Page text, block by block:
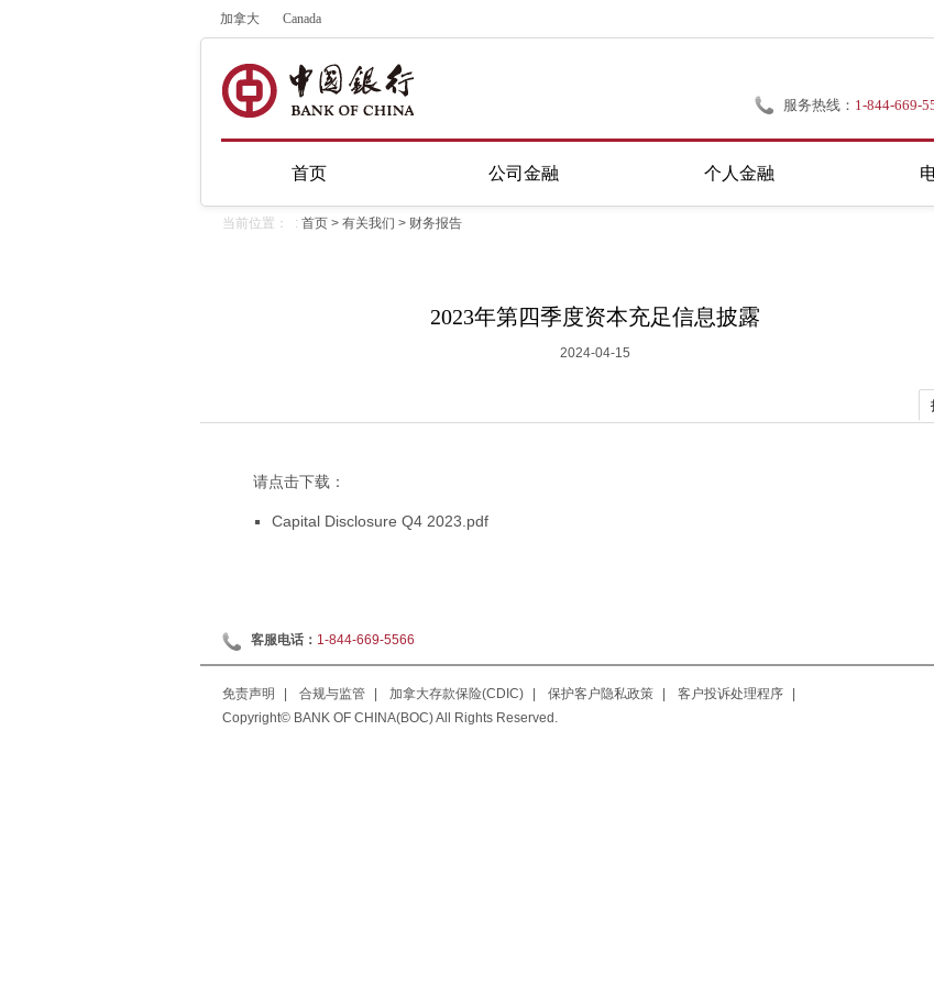
加拿大 Canada
服务热线： 1-844-669-
首页 公司金融 个人金融
当前位置： : 首页 > 有关我们 > 财务报告
2023年第四季度资本充足信息披露
2024-04-15
请点击下载：
Capital Disclosure Q4 2023.pdf
客服电话： 1-844-669-5566
免责声明 合规与监管 加拿大存款保险(CDIC) 保护客户隐私政策 客户投诉处理程序
Copyright© BANK OF CHINA(BOC) All Rights Reserved.